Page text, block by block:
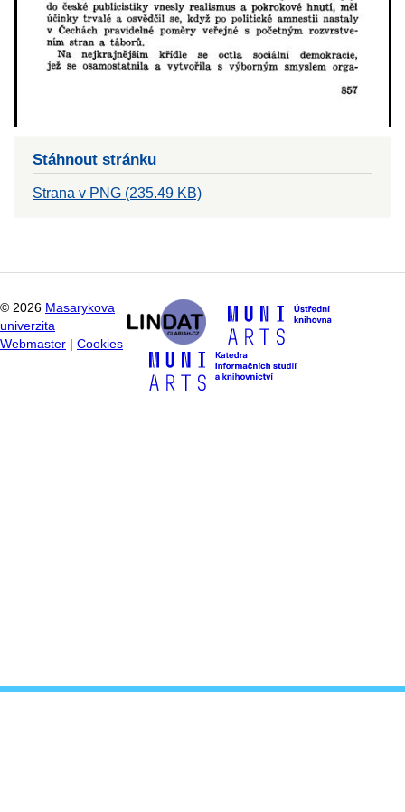
Stáhnout stránku
Strana v PNG (235.49 KB)
© 2026 Masarykova
univerzita
Webmaster
Cookies